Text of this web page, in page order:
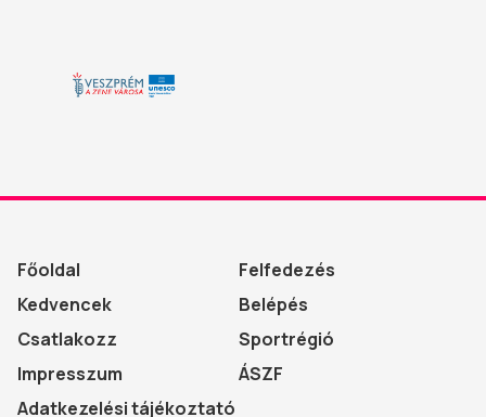
Főoldal
Felfedezés
Kedvencek
Belépés
Csatlakozz
Sportrégió
Impresszum
ÁSZF
Adatkezelési tájékoztató